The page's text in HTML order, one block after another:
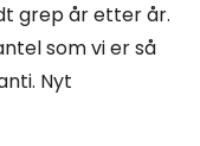
grep år etter år.
som vi er så
Nyt